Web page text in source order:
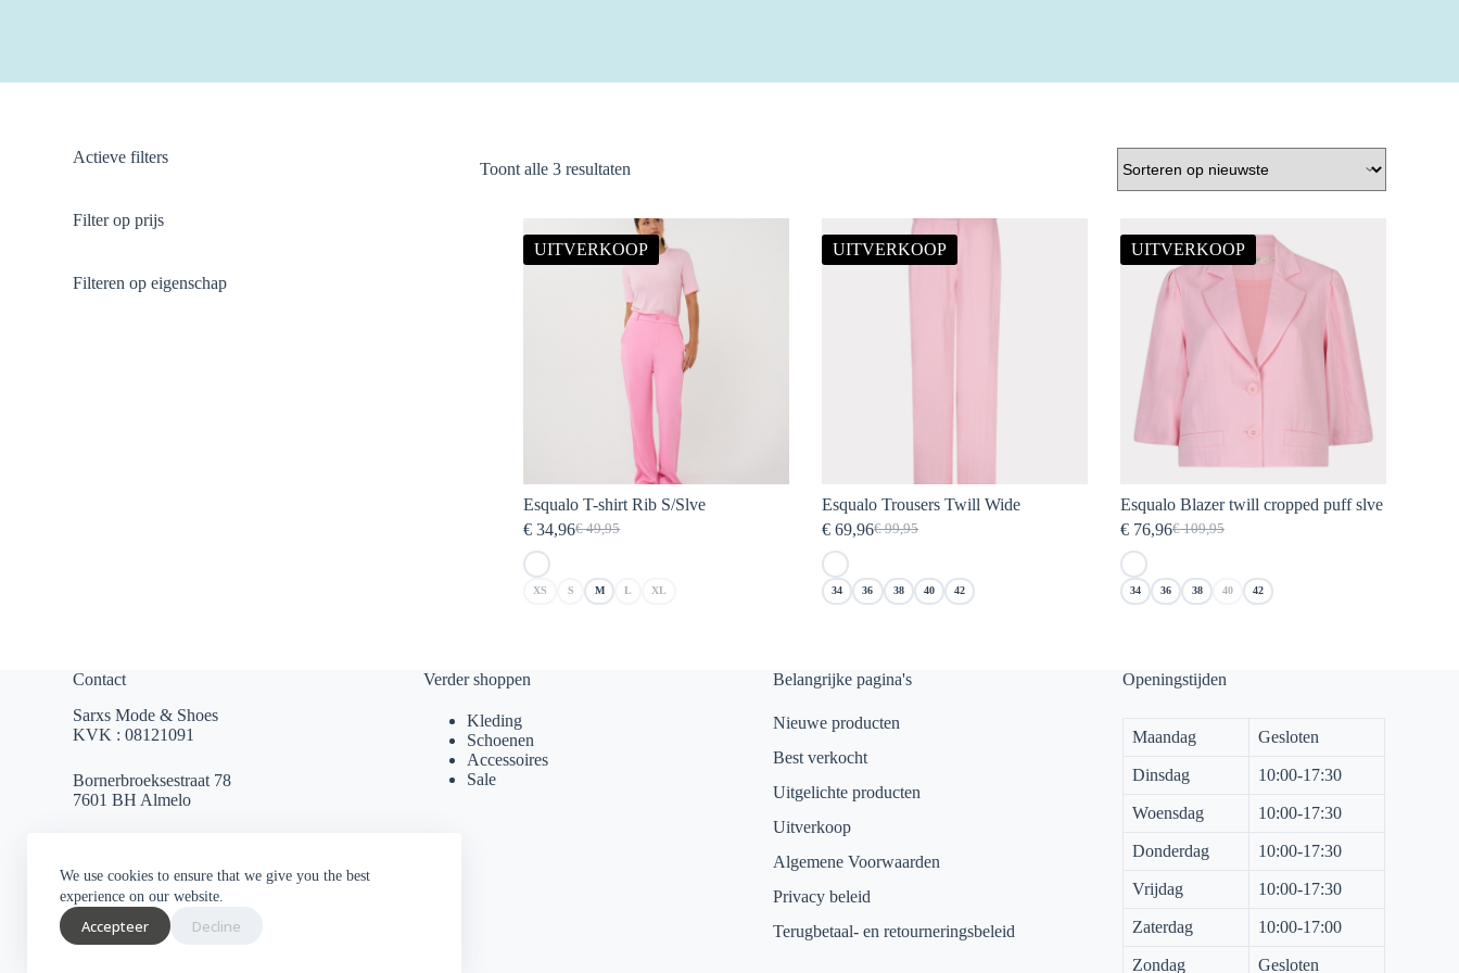
We use cookies to ensure that we give you the best
experience on our website.
Accepteer Decline
Toont alle 3 resultaten
UITVERKOOP
Esqualo T-shirt Rib S/Slve
€49,95
Oorspronkelijke
was:
€ 49,95.
€ 34,96Huidige
€ 34,96.
XS S M L XL
UITVERKOOP
Esqualo Trousers Twill Wide
€99,95
Oorspronkelijke
was:
€ 99,95.
€ 69,96Huidige
is:
€ 69,96.
34 36 38 40 42
UITVERKOOP
Esqualo Blazer twill cropped puff slve
€109,95
Oorspronkelijke
was:
€ 109,95.
€76,96Huidige
is:
€ 76,96.
34 36 38 40 42
Actieve filters
Filter op prijs
Filteren op eigenschap
Contact
Sarxs Mode & Shoes
KVK : 08121091
Bornerbroeksestraat 78
7601 BH Almelo
0546 812 230
Socials
Verder shoppen
Kleding
Schoenen
Accessoires
Sale
Belangrijke pagina's
Nieuwe producten
Best verkocht
Uitgelichte producten
Uitverkoop
Algemene Voorwaarden
Privacy beleid
Terugbetaal- en retourneringsbeleid
Openingstijden
Maandag Gesloten
Dinsdag 10:00-17:30
Woensdag 10:00-17:30
Donderdag 10:00-17:30
Vrijdag 10:00-17:30
Zaterdag 10:00-17:00
Zondag Gesloten